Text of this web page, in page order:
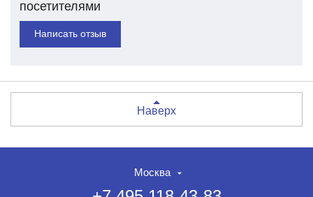
посетителями
Написать отзыв
Наверх
Москва